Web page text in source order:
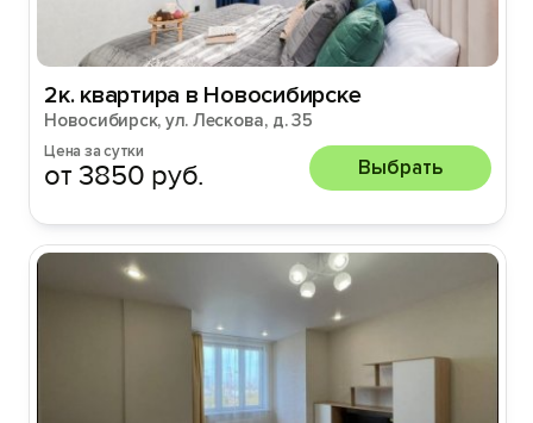
2к. квартира в Новосибирске
Новосибирск, ул. Лескова, д. 35
Цена за сутки
от 3850 руб. Выбрать